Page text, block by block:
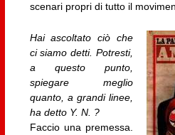
scenari propri di tutto il
Hai ascoltato ciò che
ci siamo detti. Potresti,
a questo punto,
spiegare meglio
quanto, a grandi linee,
ha detto Y. N. ?
Faccio una premessa.